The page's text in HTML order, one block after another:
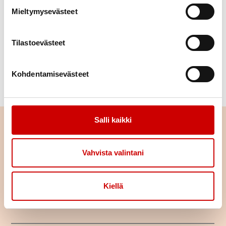
Mieltymysevästeet
Tilastoevästeet
Kohdentamisevästeet
Salli kaikki
Vahvista valintani
Kiellä
Yhdistyksen hallitus
0404173304